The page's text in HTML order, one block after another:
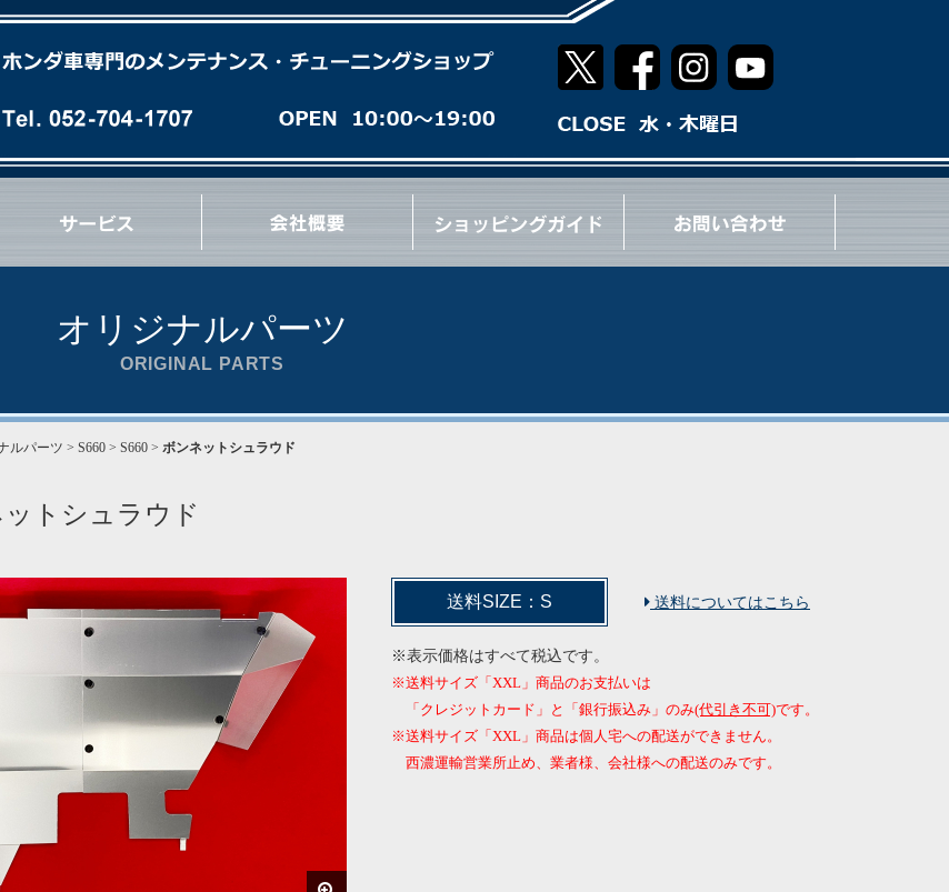
オリジナルパーツ
ORIGINAL PARTS
ルパーツ > S660 > S660 > ボンネットシュラウド
トシュラウド
送料SIZE：S 送料についてはこちら
※表示価格はすべて税込です。
※送料サイズ「XXL」商品のお支払いは
「クレジットカード」と「銀行振込み」のみ(代引き不可)です。
※送料サイズ「XXL」商品は個人宅への配送ができません。
西濃運輸営業所止め、業者様、会社様への配送のみです。